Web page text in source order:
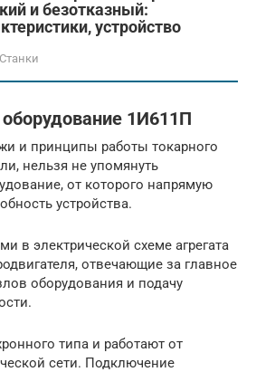
и безотказный:
устройство
Станки
1И611П
и принципы работы токарного
нельзя не упомянуть
от которого напрямую
устройства.
в электрической схеме агрегата
отвечающие за главное
оборудования и подачу
типа и работают от
сети. Подключение